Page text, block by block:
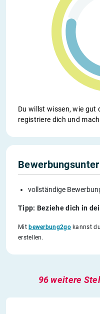
Du willst wissen, wie gut
registriere dich und
vollständige
Tipp: Beziehe dich in
Mitbewerbung2gokannst
erstellen.
96 weitere